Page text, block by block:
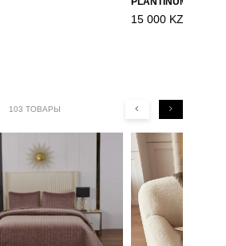
15 000 KZT
103 ТОВАРЫ